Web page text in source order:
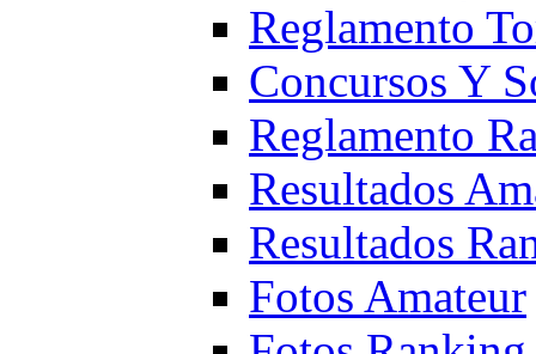
Reglamento
Concursos Y
Reglamento
Resultados
Resultados
Fotos Amateur